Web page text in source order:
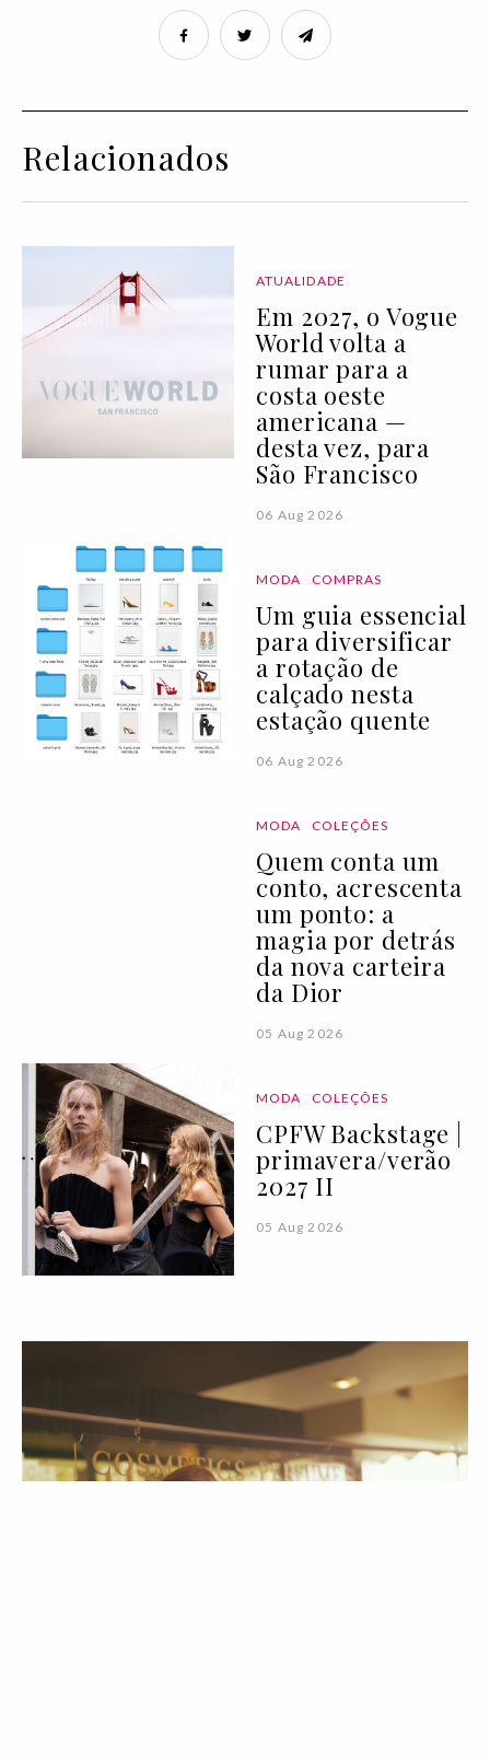
Relacionados
ATUALIDADE
Em 2027, o Vogue
World volta a
rumar para a
costa oeste
americana —
desta vez, para
São Francisco
06 Aug 2026
MODA COMPRAS
Um guia essencial
para diversificar
a rotação de
calçado nesta
estação quente
06 Aug 2026
MODA COLEÇÕES
Quem conta um
conto, acrescenta
um ponto: a
magia por detrás
da nova carteira
da Dior
05 Aug 2026
MODA COLEÇÕES
CPFW Backstage |
primavera/verão
2027 II
05 Aug 2026